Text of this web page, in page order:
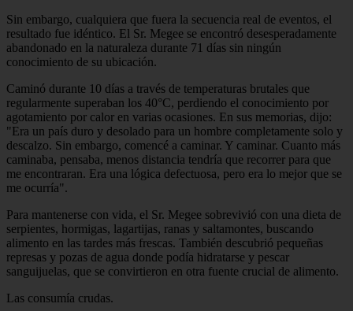
Sin embargo, cualquiera que fuera la secuencia real de eventos, el
resultado fue idéntico. El Sr. Megee se encontró desesperadamente
abandonado en la naturaleza durante 71 días sin ningún
conocimiento de su ubicación.
Caminó durante 10 días a través de temperaturas brutales que
regularmente superaban los 40°C, perdiendo el conocimiento por
agotamiento por calor en varias ocasiones. En sus memorias, dijo:
"Era un país duro y desolado para un hombre completamente solo y
descalzo. Sin embargo, comencé a caminar. Y caminar. Cuanto más
caminaba, pensaba, menos distancia tendría que recorrer para que
me encontraran. Era una lógica defectuosa, pero era lo mejor que se
me ocurría".
Para mantenerse con vida, el Sr. Megee sobrevivió con una dieta de
serpientes, hormigas, lagartijas, ranas y saltamontes, buscando
alimento en las tardes más frescas. También descubrió pequeñas
represas y pozas de agua donde podía hidratarse y pescar
sanguijuelas, que se convirtieron en otra fuente crucial de alimento.
Las consumía crudas.